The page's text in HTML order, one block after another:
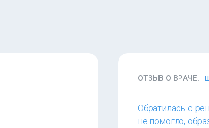
ОТЗЫВ О ВРАЧЕ:
Обратилась с
не помогло,